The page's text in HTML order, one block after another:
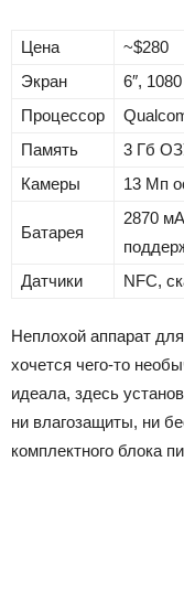
Цена
~$280
Экран
6″,
Процессор
Память
3 Гб
Камеры
13 Мп
Батарея
2870
Датчики
NFC,
Неплохой аппарат
хочется чего-то
идеала, здесь
ни влагозащиты, ни
комплектного блока